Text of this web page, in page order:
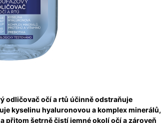
odličovač očí a rtů účinně odstraňuje
kyselinu hyaluronovou a komplex minerálů,
přitom šetrně čistí jemné okolí očí a zároveň